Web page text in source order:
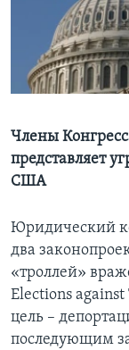
Learning English
СОЦИАЛЬНЫЕ СЕТИ
Языки
Члены
представляет
США
Юридический
два
«троллей»
Elections
цель –
последующим